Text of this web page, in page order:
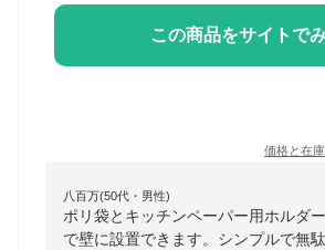
この商品をサイトで
価格と在
八百万(50代・男性)
ポリ袋とキッチンペーパー用ホルダ
で壁に設置できます。シンプルで無